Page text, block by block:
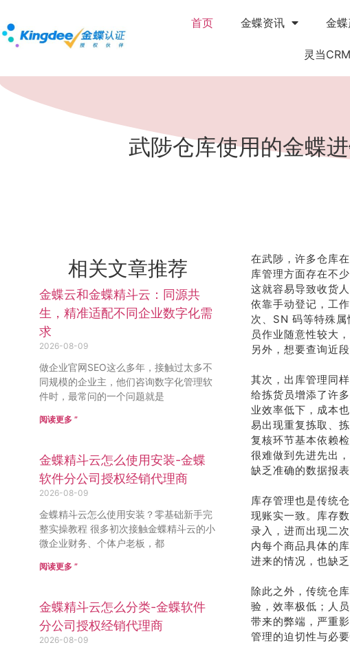
首页 金蝶资讯 金
灵当CRM
武陟仓库使用的金蝶
相关文章推荐
金蝶云和金蝶精斗云：同源共
生，精准适配不同企业数字化需
求
2026-08-09
做企业官网SEO这么多年，接触过太多不
同规模的企业主，他们咨询数字化管理软
件时，最常问的一个问题就是
阅读更多 ”
金蝶精斗云怎么使用安装-金蝶
软件分公司授权经销代理商
2026-08-09
金蝶精斗云怎么使用安装？零基础新手完
整实操教程 很多初次接触金蝶精斗云的小
微企业财务、个体户老板，都
阅读更多 ”
金蝶精斗云怎么分类-金蝶软件
分公司授权经销代理商
2026-08-09
在武陟，许多仓库
库管理方面存在不
这就容易导致收货
依靠手动登记，工
次、SN 码等特殊
员作业随意性较大
另外，想要查询近
其次，出库管理同
给拣货员增添了许
业效率低下，成本
易出现重复拣取、
复核环节基本依赖
很难做到先进先出
缺乏准确的数据报表
库存管理也是传统
现账实一致。库存
录入，进而出现二
内每个商品具体的
进来的情况，也缺
除此之外，传统仓
验，效率极低；人
带来的弊端，严重
管理的迫切性与必要